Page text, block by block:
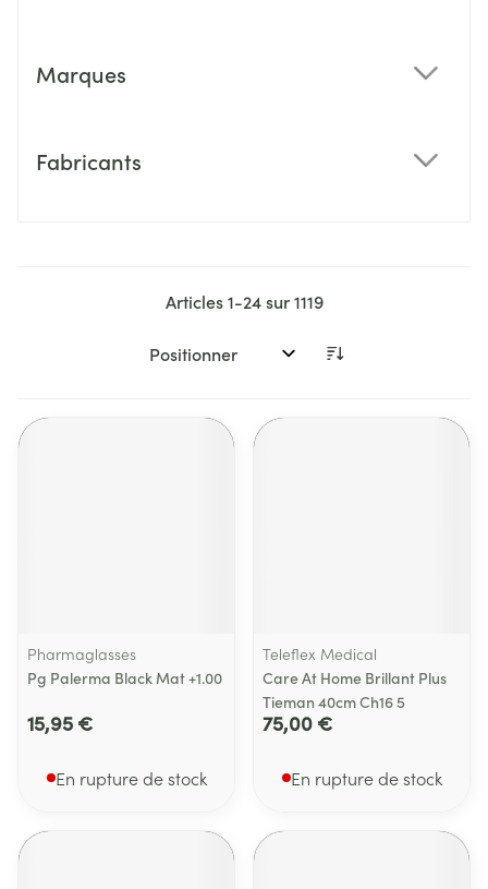
Marques
Fabricants
Articles1-24sur1119
Trier par:
Pharmaglasses
Pg Palerma Black Mat +1.00
15,95 €
En rupture de stock
Teleflex Medical
Care At Home Brillant Plus
Tieman 40cm Ch16 5
75,00 €
En rupture de stock